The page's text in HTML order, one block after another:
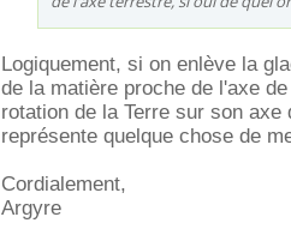
Logiquement, si on enlève la
de la matière proche de l'axe
rotation de la Terre sur son
représente quelque chose de
Cordialement,
Argyre